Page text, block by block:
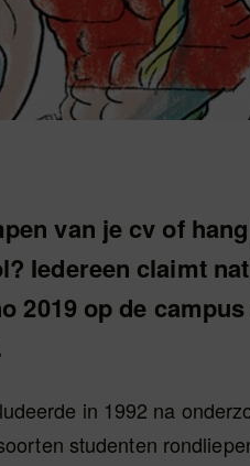
van je cv of
Iedereen claimt
2019 op de
in 1992 na
studenten